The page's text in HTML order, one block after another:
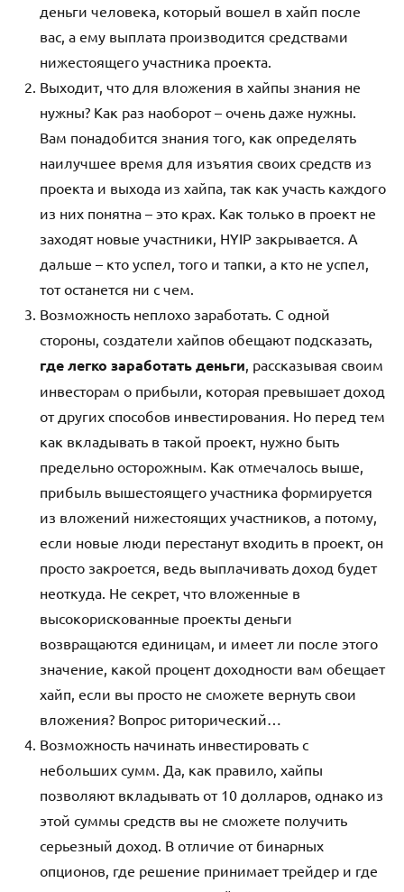
деньги человека, который вошел в хайп после
вас, а ему выплата производится средствами
нижестоящего участника проекта.
Выходит, что для вложения в хайпы знания не
нужны? Как раз наоборот – очень даже нужны.
Вам понадобится знания того, как определять
наилучшее время для изъятия своих средств из
проекта и выхода из хайпа, так как участь каждого
из них понятна – это крах. Как только в проект не
заходят новые участники, HYIP закрывается. А
дальше – кто успел, того и тапки, а кто не успел,
тот останется ни с чем.
Возможность неплохо заработать. С одной
стороны, создатели хайпов обещают подсказать,
где легко заработать деньги , рассказывая своим
инвесторам о прибыли, которая превышает доход
от других способов инвестирования. Но перед тем
как вкладывать в такой проект, нужно быть
предельно осторожным. Как отмечалось выше,
прибыль вышестоящего участника формируется
из вложений нижестоящих участников, а потому,
если новые люди перестанут входить в проект, он
просто закроется, ведь выплачивать доход будет
неоткуда. Не секрет, что вложенные в
высокорискованные проекты деньги
возвращаются единицам, и имеет ли после этого
значение, какой процент доходности вам обещает
хайп, если вы просто не сможете вернуть свои
вложения? Вопрос риторический…
Возможность начинать инвестировать с
небольших сумм. Да, как правило, хайпы
позволяют вкладывать от 10 долларов, однако из
этой суммы средств вы не сможете получить
серьезный доход. В отличие от бинарных
опционов, где решение принимает трейдер и где